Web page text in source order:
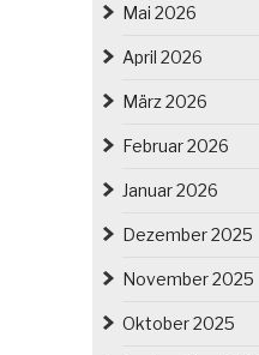
Mai 2026
April 2026
März 2026
Februar 2026
Januar 2026
Dezember 2025
November 2025
Oktober 2025